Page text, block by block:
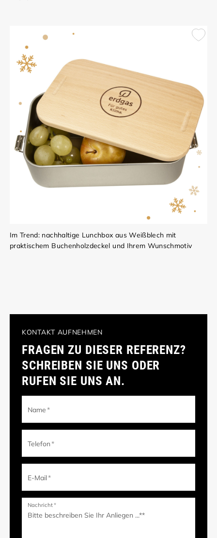
Im Trend: nachhaltige Lunchbox aus Weißblech mit
praktischem Buchenholzdeckel und Ihrem Wunschmotiv
KONTAKT AUFNEHMEN
FRAGEN ZU DIESER REFERENZ?
SCHREIBEN SIE UNS ODER
RUFEN SIE UNS AN.
Name*
Telefon*
E-Mail*
Nachricht*